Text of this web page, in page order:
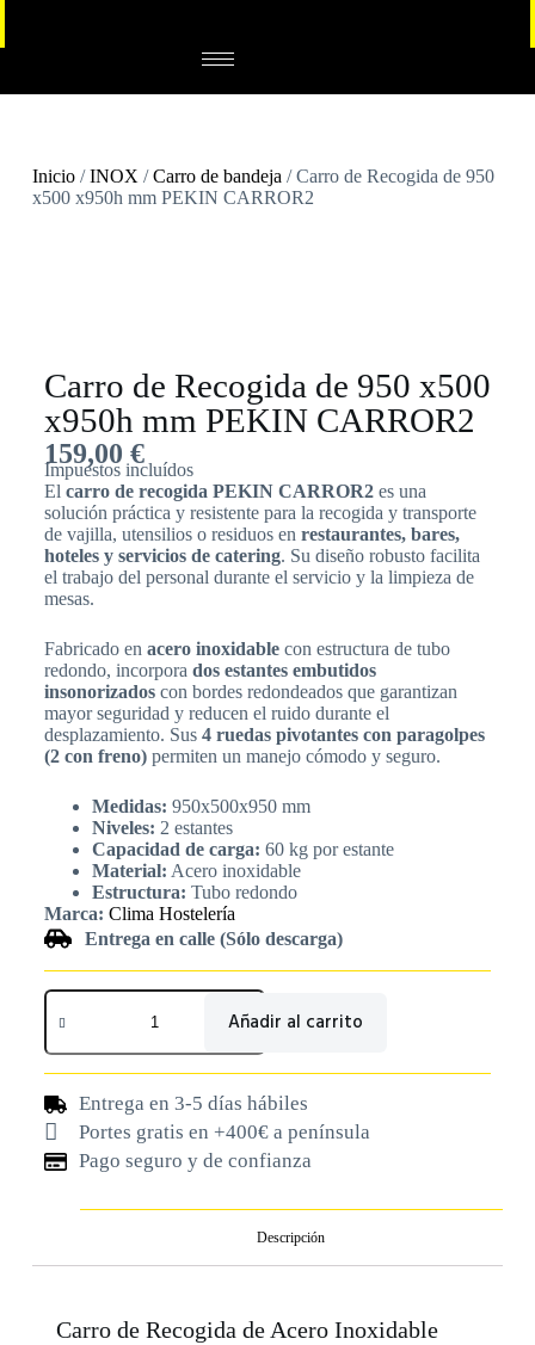
Inicio/INOX /Carro de bandeja / Carro de Recogida de 950
x500 x950h mm PEKIN CARROR2
Carro de Recogida de 950 x500
x950h mm PEKIN CARROR2
159,00 €
Impuestos incluídos
El carro de recogida PEKIN CARROR2es una
solución práctica y resistente para la recogida y transporte
de vajilla, utensilios o residuos en restaurantes, bares,
hoteles y servicios de catering. Su diseño robusto facilita
el trabajo del personal durante el servicio y la limpieza de
mesas.
Fabricado en acero inoxidablecon estructura de tubo
redondo, incorpora dos estantes embutidos
insonorizadoscon bordes redondeados que garantizan
mayor seguridad y reducen el ruido durante el
desplazamiento. Sus 4 ruedas pivotantes con paragolpes
(2 con freno)permiten un manejo cómodo y seguro.
Medidas: 950x500x950 mm
Niveles: 2 estantes
Capacidad de carga: 60 kg por estante
Material: Acero inoxidable
Estructura: Tubo redondo
Marca: Clima Hostelería
Entrega en calle (Sólo descarga)
Añadir al carrito
Entrega en 3-5 días hábiles
Portes gratis en +400€ a península
Pago seguro y de confianza
Descripción
Carro de Recogida de Acero Inoxidable